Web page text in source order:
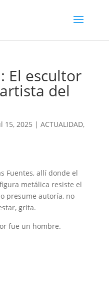
El escultor
del
15, 2025 | ACTUALIDAD,
Fuentes, allí donde el
metálica resiste el
presume autoría, no
grita.
fue un hombre.